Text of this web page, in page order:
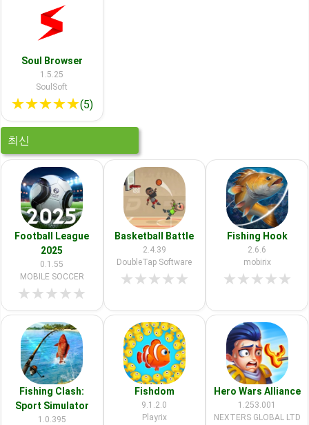
Soul Browser
1.5.25
SoulSoft
★★★★★(5)
최신
Football League
2025
0.1.55
MOBILE SOCCER
★★★★★
Basketball Battle
2.4.39
DoubleTap Software
★★★★★
Fishing Hook
2.6.6
mobirix
★★★★★
Fishing Clash:
Sport Simulator
1.0.395
Fishdom
9.1.2.0
Playrix
Hero Wars Alliance
1.253.001
NEXTERS GLOBAL LTD